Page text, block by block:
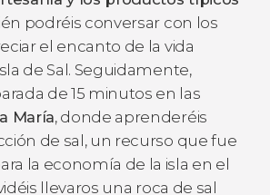
podréis conversar con los
el encanto de la vida
de Sal. Seguidamente,
de 15 minutos en las
María, donde aprenderéis
de sal, un recurso que fue
la economía de la isla en el
llevaros una roca de sal